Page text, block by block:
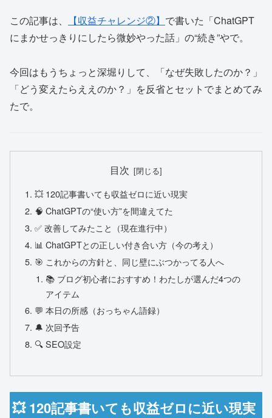
この記事は、 【収益チャレンジ②】 で書いた「ChatGPT
にまかせっきりにしたら微妙やった話」の“続き”やで。
今回はもうちょっと深堀りして、「なぜ失敗したのか？」
「どう変えたらええのか？」を反省とセットでまとめてみ
たで。
目次
💥 120記事書いても収益ゼロに近い現実
🧠 ChatGPTの“使い方”を間違えてた
✅ 改善してみたこと（現在進行中）
📊 ChatGPTとの正しい付き合い方（今の考え）
🎯 これからの方針と、同じ壁にぶつかってる人へ
📚 ブログ初心者におすすめ！わたしが選んだ4つの
アイテム
💬 本日の所感（おっちゃん語録）
🔔 次回予告
🔍 SEO設定
💥 120記事書いても収益ゼロに近い現実